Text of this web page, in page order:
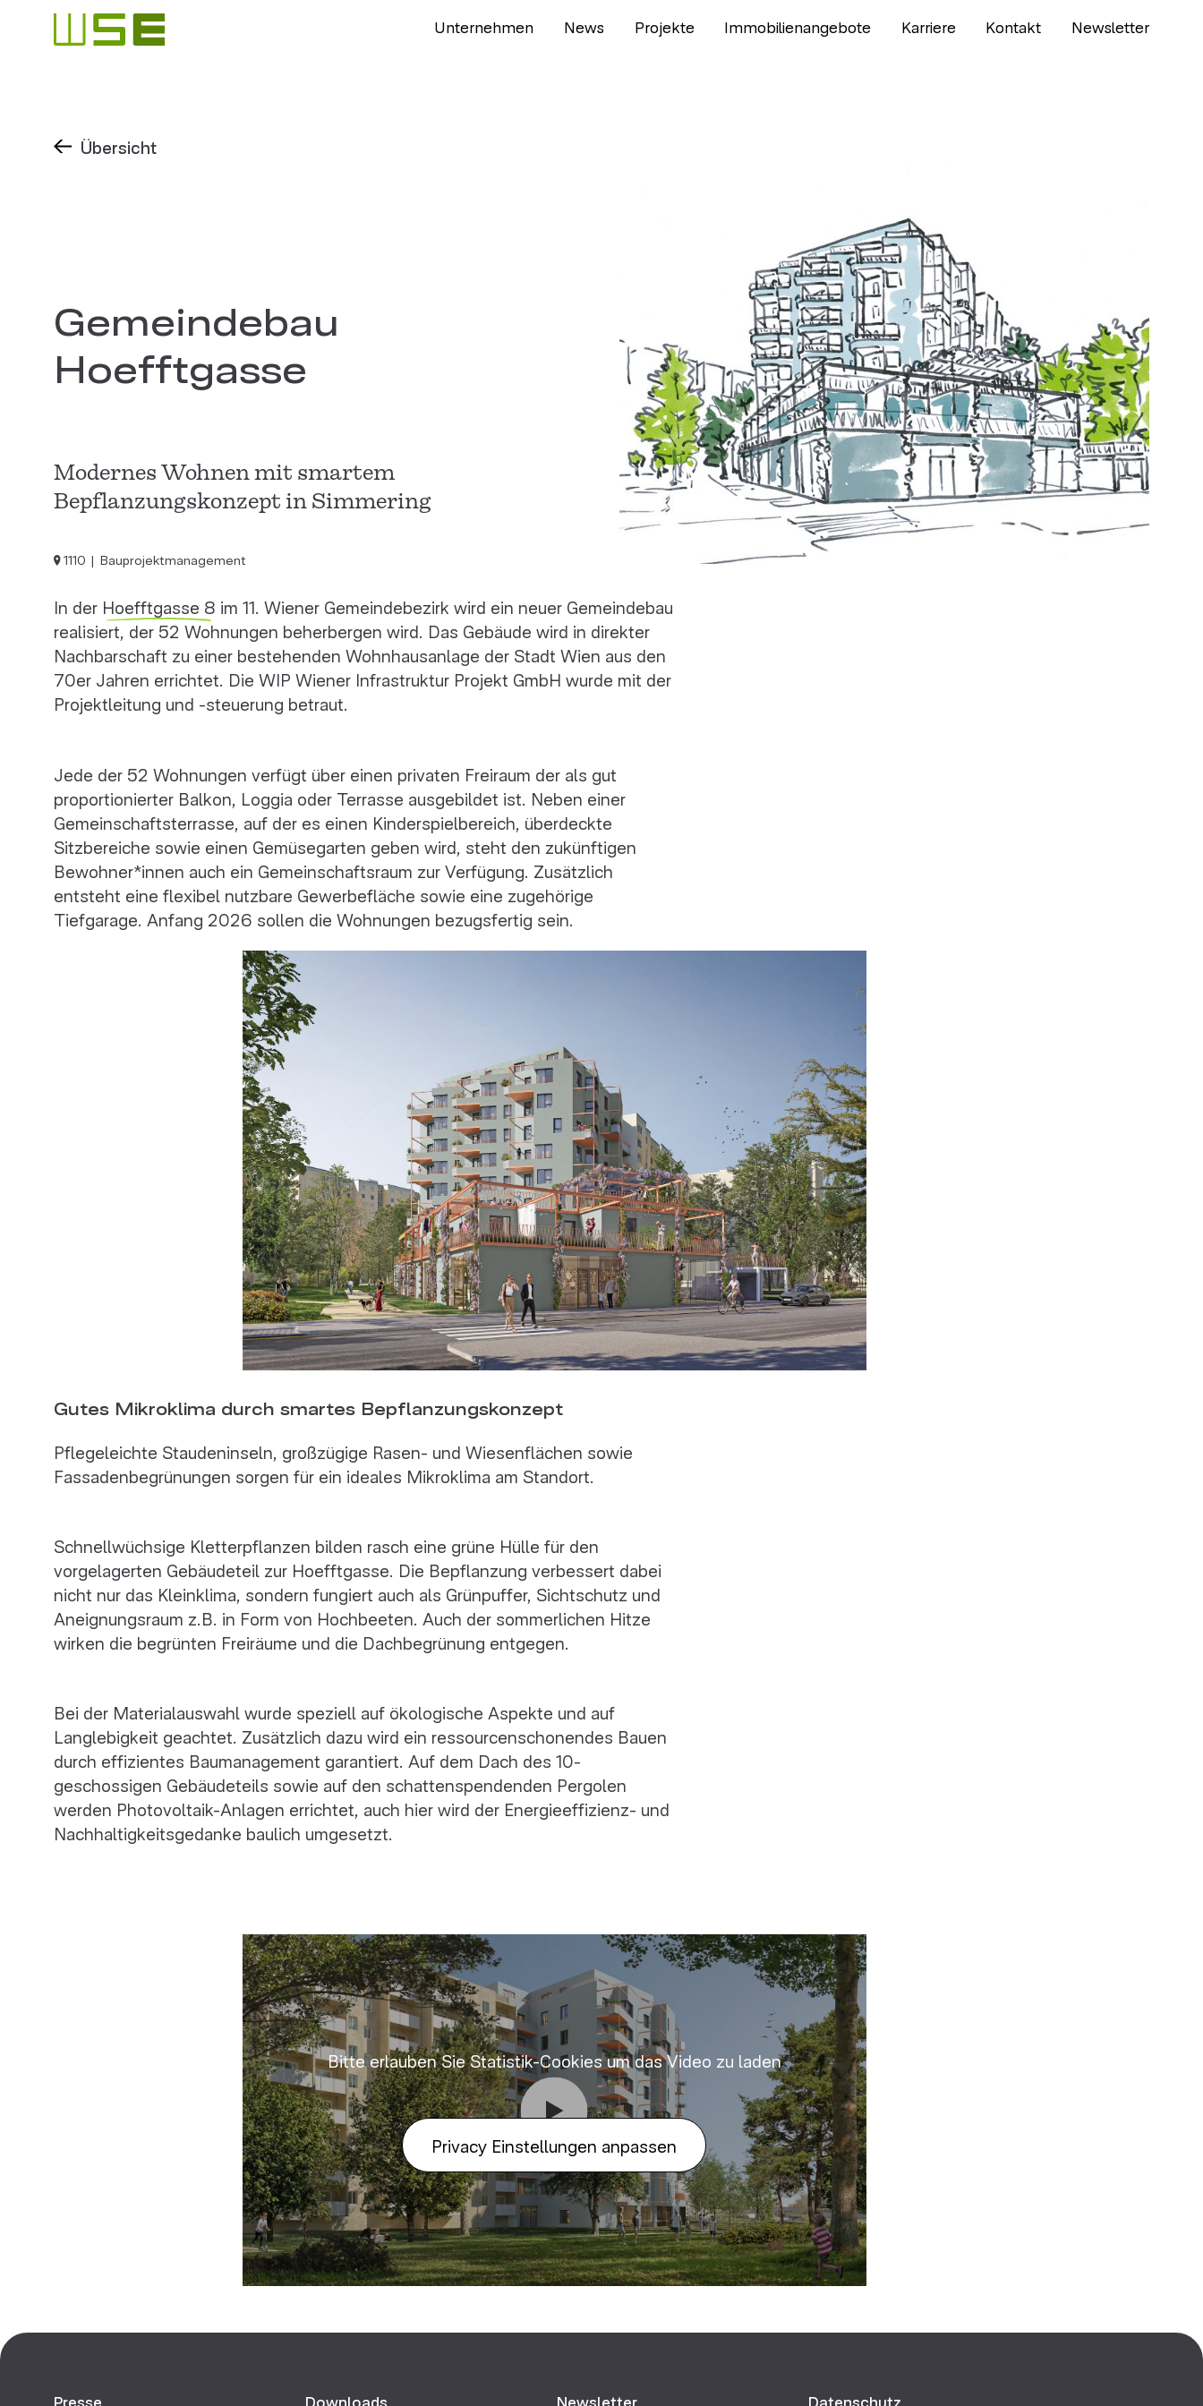
Unternehmen News Projekte Immobilienangebote Karriere Kontakt Newsletter
Übersicht
Gemeindebau
Hoefftgasse
Modernes Wohnen mit smartem
Bepflanzungskonzept in Simmering
1110 Bauprojektmanagement
In der Hoefftgasse 8 im 11. Wiener Gemeindebezirk wird ein neuer Gemeindebau
realisiert, der 52 Wohnungen beherbergen wird. Das Gebäude wird in direkter
Nachbarschaft zu einer bestehenden Wohnhausanlage der Stadt Wien aus den
70er Jahren errichtet. Die WIP Wiener Infrastruktur Projekt GmbH wurde mit der
Projektleitung und -steuerung betraut.
Jede der 52 Wohnungen verfügt über einen privaten Freiraum der als gut
proportionierter Balkon, Loggia oder Terrasse ausgebildet ist. Neben einer
Gemeinschaftsterrasse, auf der es einen Kinderspielbereich, überdeckte
Sitzbereiche sowie einen Gemüsegarten geben wird, steht den zukünftigen
Bewohner*innen auch ein Gemeinschaftsraum zur Verfügung. Zusätzlich
entsteht eine flexibel nutzbare Gewerbefläche sowie eine zugehörige
Tiefgarage. Anfang 2026 sollen die Wohnungen bezugsfertig sein.
Gutes Mikroklima durch smartes Bepflanzungskonzept
Pflegeleichte Staudeninseln, großzügige Rasen- und Wiesenflächen sowie
Fassadenbegrünungen sorgen für ein ideales Mikroklima am Standort.
Schnellwüchsige Kletterpflanzen bilden rasch eine grüne Hülle für den
vorgelagerten Gebäudeteil zur Hoefftgasse. Die Bepflanzung verbessert dabei
nicht nur das Kleinklima, sondern fungiert auch als Grünpuffer, Sichtschutz und
Aneignungsraum z.B. in Form von Hochbeeten. Auch der sommerlichen Hitze
wirken die begrünten Freiräume und die Dachbegrünung entgegen.
Bei der Materialauswahl wurde speziell auf ökologische Aspekte und auf
Langlebigkeit geachtet. Zusätzlich dazu wird ein ressourcenschonendes Bauen
durch effizientes Baumanagement garantiert. Auf dem Dach des 10-
geschossigen Gebäudeteils sowie auf den schattenspendenden Pergolen
werden Photovoltaik-Anlagen errichtet, auch hier wird der Energieeffizienz- und
Nachhaltigkeitsgedanke baulich umgesetzt.
Bitte erlauben Sie Statistik-Cookies um das Video zu laden
Privacy Einstellungen anpassen
Presse Downloads Newsletter Datenschutz